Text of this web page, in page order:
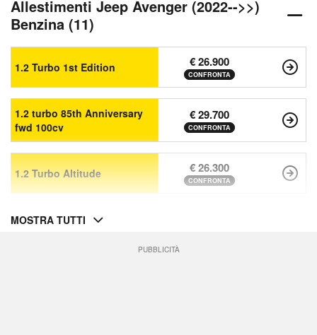
Allestimenti Jeep Avenger (2022-->>)
Benzina (11)
1.2 Turbo 1st Edition € 26.900
CONFRONTA
1.2 turbo 85th Anniversary
fwd 100cv
€ 29.700
CONFRONTA
1.2 Turbo Altitude € 26.300
CONFRONTA
MOSTRA TUTTI
PUBBLICITÀ